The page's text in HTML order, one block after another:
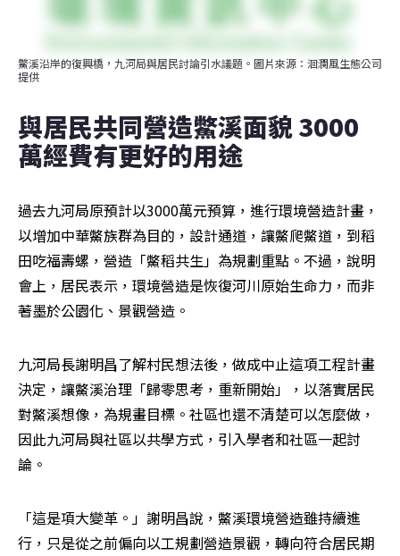
鱉溪沿岸的復興橋，九河局與居民討論引水議題。圖片來源：洄瀾風生態公司
提供
與居民共同營造鱉溪面貌 3000
萬經費有更好的用途
過去九河局原預計以3000萬元預算，進行環境營造計畫，
以增加中華鱉族群為目的，設計通道，讓鱉爬鱉道，到稻
田吃福壽螺，營造「鱉稻共生」為規劃重點。不過，說明
會上，居民表示，環境營造是恢復河川原始生命力，而非
著墨於公園化、景觀營造。
九河局長謝明昌了解村民想法後，做成中止這項工程計畫
決定，讓鱉溪治理「歸零思考，重新開始」，以落實居民
對鱉溪想像，為規畫目標。社區也還不清楚可以怎麼做，
因此九河局與社區以共學方式，引入學者和社區一起討
論。
「這是項大變革。」謝明昌說，鱉溪環境營造雖持續進
行，只是從之前偏向以工規劃營造景觀，轉向符合居民期